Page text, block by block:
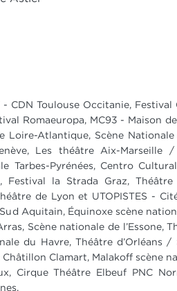
CDN Toulouse Occitanie, Festival
Romaeuropa, MC93 - Maison
Loire-Atlantique, Scène Nationale
Les théâtre Aix-Marseille
Tarbes-Pyrénées, Centro
Festival la Strada Graz,
de Lyon et UTOPISTES -
Aquitain, Équinoxe scène
Scène nationale de l’Essone,
du Havre, Théâtre d’Orléans /
Clamart, Malakoff scène
Cirque Théâtre Elbeuf PNC